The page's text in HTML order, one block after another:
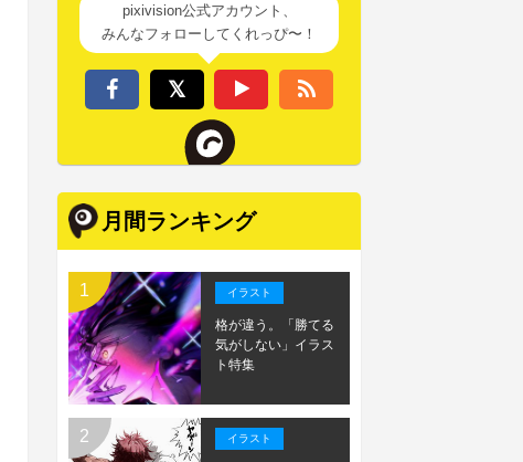
pixivision公式アカウント、
みんなフォローしてくれっぴ〜！
月間ランキング
イラスト
格が違う。「勝てる
気がしない」イラス
ト特集
イラスト